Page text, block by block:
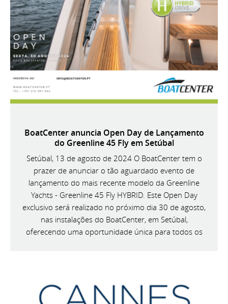
BoatCenter anuncia Open Day de Lançamento
do Greenline 45 Fly em Setúbal
Setúbal, 13 de agosto de 2024 O BoatCenter tem o
prazer de anunciar o tão aguardado evento de
lançamento do mais recente modelo da Greenline
Yachts - Greenline 45 Fly HYBRID. Este Open Day
exclusivo será realizado no próximo dia 30 de agosto,
nas instalações do BoatCenter, em Setúbal,
oferecendo uma oportunidade única para todos os